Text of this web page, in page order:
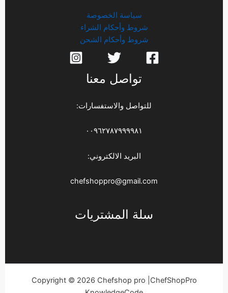
سياسة الخصوصة
شروط وأحكام الشراء
شروط وأحكام الشحن
تواصل معنا
للتواصل والاستفسارات:
٠٠٩٦٢٧٨٧٩٩٩٩٨١
البريد الالكتروني:
chefshoppro@gmail.com
سلة المشتريات
Copyright © 2026 Chefshop pro |ChefShopPro